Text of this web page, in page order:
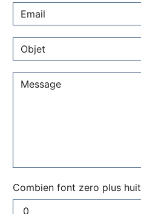
Combien font zero plus huit